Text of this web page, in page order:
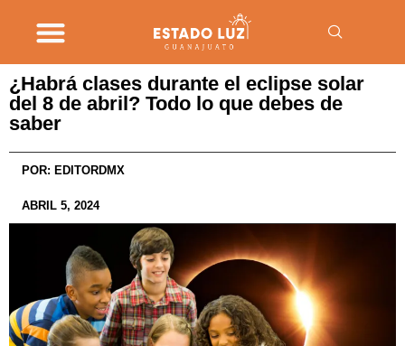
¿Habrá clases durante el eclipse solar
del 8 de abril? Todo lo que debes de
saber
POR: EDITORDMX
ABRIL 5, 2024